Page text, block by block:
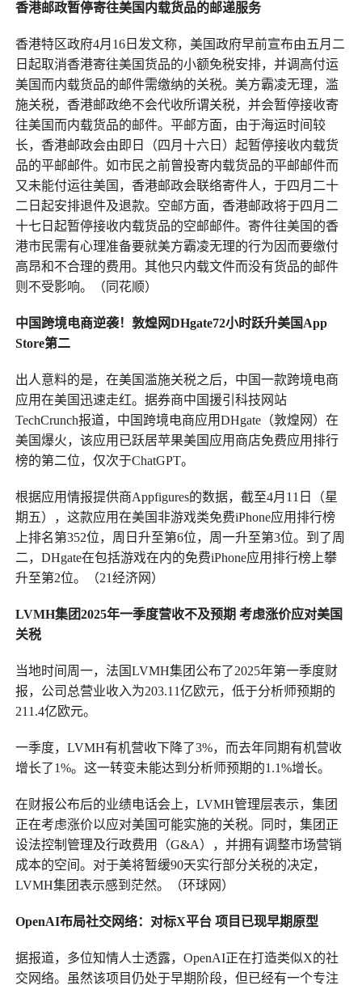
香港邮政暂停寄往美国内载货品的邮递服务
香港特区政府4月16日发文称，美国政府早前宣布由五月二
日起取消香港寄往美国货品的小额免税安排，并调高付运
美国而内载货品的邮件需缴纳的关税。美方霸凌无理，滥
施关税，香港邮政绝不会代收所谓关税，并会暂停接收寄
往美国而内载货品的邮件。平邮方面，由于海运时间较
长，香港邮政会由即日（四月十六日）起暂停接收内载货
品的平邮邮件。如市民之前曾投寄内载货品的平邮邮件而
又未能付运往美国，香港邮政会联络寄件人，于四月二十
二日起安排退件及退款。空邮方面，香港邮政将于四月二
十七日起暂停接收内载货品的空邮邮件。寄件往美国的香
港市民需有心理准备要就美方霸凌无理的行为因而要缴付
高昂和不合理的费用。其他只内载文件而没有货品的邮件
则不受影响。（同花顺）
中国跨境电商逆袭！敦煌网DHgate72小时跃升美国App
Store第二
出人意料的是，在美国滥施关税之后，中国一款跨境电商
应用在美国迅速走红。据券商中国援引科技网站
TechCrunch报道，中国跨境电商应用DHgate（敦煌网）在
美国爆火，该应用已跃居苹果美国应用商店免费应用排行
榜的第二位，仅次于ChatGPT。
根据应用情报提供商Appfigures的数据，截至4月11日（星
期五），这款应用在美国非游戏类免费iPhone应用排行榜
上排名第352位，周日升至第6位，周一升至第3位。到了周
二，DHgate在包括游戏在内的免费iPhone应用排行榜上攀
升至第2位。（21经济网）
LVMH集团2025年一季度营收不及预期 考虑涨价应对美国
关税
当地时间周一，法国LVMH集团公布了2025年第一季度财
报，公司总营业收入为203.11亿欧元，低于分析师预期的
211.4亿欧元。
一季度，LVMH有机营收下降了3%，而去年同期有机营收
增长了1%。这一转变未能达到分析师预期的1.1%增长。
在财报公布后的业绩电话会上，LVMH管理层表示，集团
正在考虑涨价以应对美国可能实施的关税。同时，集团正
设法控制管理及行政费用（G&A），并拥有调整市场营销
成本的空间。对于美将暂缓90天实行部分关税的决定，
LVMH集团表示感到茫然。（环球网）
OpenAI布局社交网络：对标X平台 项目已现早期原型
据报道，多位知情人士透露，OpenAI正在打造类似X的社
交网络。虽然该项目仍处于早期阶段，但已经有一个专注